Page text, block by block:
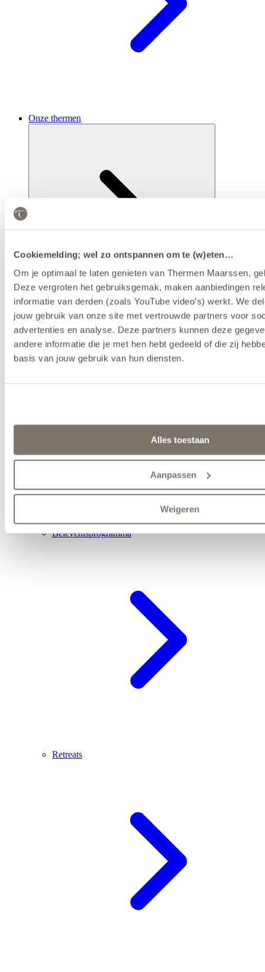
Cookiemelding; wel zo ontspannen om te (w)eten…
Om je optimaal te laten genieten van Thermen Maarssen,
Deze vergroten het gebruiksgemak, maken aanbiedingen
informatie van derden (zoals YouTube video’s) werkt. We
jouw gebruik van onze site met vertrouwde partners voor
advertenties en analyse. Deze partners kunnen deze
andere informatie die je met hen hebt gedeeld of die zij
basis van jouw gebruik van hun diensten.
Alles toestaan
Aanpassen
Weigeren
Onze thermen
Faciliteiten
Belevenisprogramma
Retreats